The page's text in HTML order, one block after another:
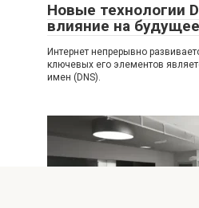
Новые технологии
влияние на
Интернет непрерывно
ключевых его элементов
имен (DNS).